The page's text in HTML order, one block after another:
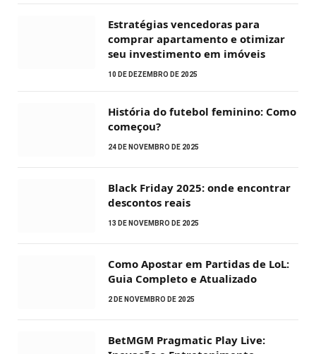
Estratégias vencedoras para
comprar apartamento e otimizar
seu investimento em imóveis
10 DE DEZEMBRO DE 2025
História do futebol feminino: Como
começou?
24 DE NOVEMBRO DE 2025
Black Friday 2025: onde encontrar
descontos reais
13 DE NOVEMBRO DE 2025
Como Apostar em Partidas de LoL:
Guia Completo e Atualizado
2 DE NOVEMBRO DE 2025
BetMGM Pragmatic Play Live: